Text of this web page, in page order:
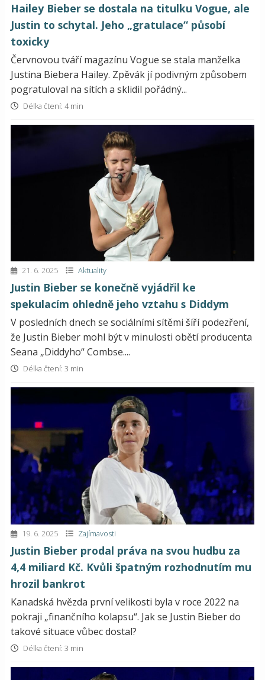
Hailey Bieber se dostala na titulku Vogue, ale
Justin to schytal. Jeho „gratulace“ působí
toxicky
Červnovou tváří magazínu Vogue se stala manželka
Justina Biebera Hailey. Zpěvák jí podivným způsobem
pogratuloval na sítích a sklidil pořádný...
Délka čtení: 4 min
21. 6. 2025 Aktuality
Justin Bieber se konečně vyjádřil ke
spekulacím ohledně jeho vztahu s Diddym
V posledních dnech se sociálními sítěmi šíří podezření,
že Justin Bieber mohl být v minulosti obětí producenta
Seana „Diddyho“ Combse....
Délka čtení: 3 min
19. 6. 2025 Zajímavosti
Justin Bieber prodal práva na svou hudbu za
4,4 miliard Kč. Kvůli špatným rozhodnutím mu
hrozil bankrot
Kanadská hvězda první velikosti byla v roce 2022 na
pokraji „finančního kolapsu“. Jak se Justin Bieber do
takové situace vůbec dostal?
Délka čtení: 3 min